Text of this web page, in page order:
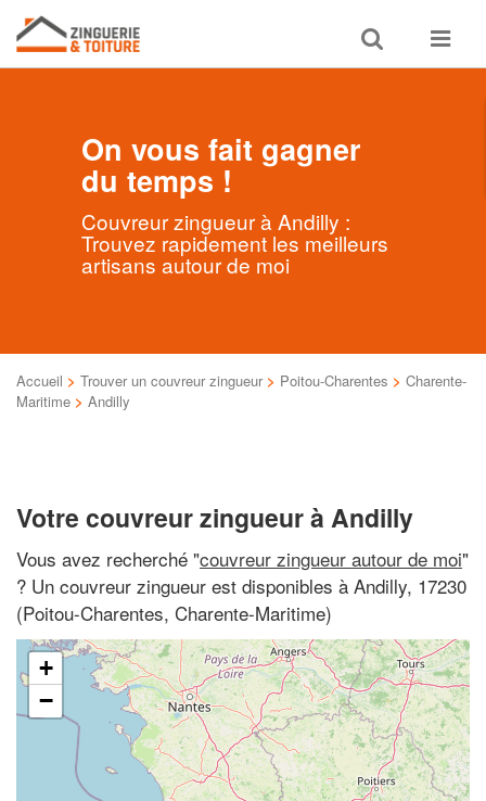
Toggle
search
Toggle
On vous fait gagner
du temps !
Couvreur zingueur à Andilly :
Trouvez rapidement les meilleurs
artisans autour de moi
Accueil > Trouver un couvreur zingueur > Poitou-Charentes > Charente-
Maritime > Andilly
Votre couvreur zingueur à Andilly
Vous avez recherché "couvreur zingueur autour de moi"
? Un couvreur zingueur est disponibles à Andilly, 17230
(Poitou-Charentes, Charente-Maritime)
+
−